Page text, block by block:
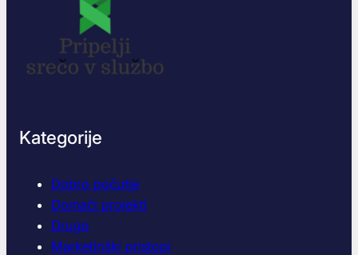
Kategorije
Dobro počutje
Domači projekti
Drugo
Marketinški pristopi